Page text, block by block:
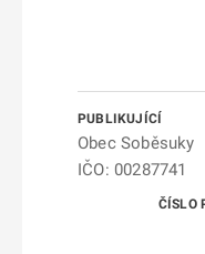
Obec Soběsuky
IČO: 00287741